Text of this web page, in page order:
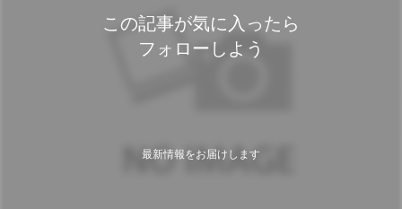
この記事が気に入ったら
フォローしよう
最新情報をお届けします